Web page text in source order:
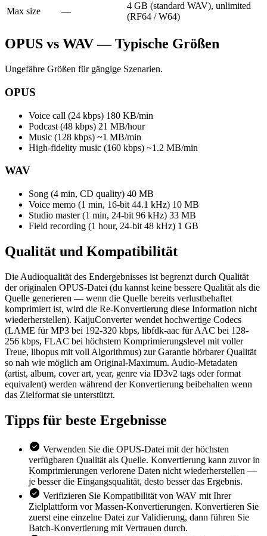
Max size
—
4 GB (standard WAV), unlimited
(RF64 / W64)
OPUS vs WAV — Typische Größen
Ungefähre Größen für gängige Szenarien.
OPUS
Voice call (24 kbps) 180 KB/min
Podcast (48 kbps) 21 MB/hour
Music (128 kbps) ~1 MB/min
High-fidelity music (160 kbps) ~1.2 MB/min
WAV
Song (4 min, CD quality) 40 MB
Voice memo (1 min, 16-bit 44.1 kHz) 10 MB
Studio master (1 min, 24-bit 96 kHz) 33 MB
Field recording (1 hour, 24-bit 48 kHz) 1 GB
Qualität und Kompatibilität
Die Audioqualität des Endergebnisses ist begrenzt durch Qualität
der originalen OPUS-Datei (du kannst keine bessere Qualität als die
Quelle generieren — wenn die Quelle bereits verlustbehaftet
komprimiert ist, wird die Re-Konvertierung diese Information nicht
wiederherstellen). KaijuConverter wendet hochwertige Codecs
(LAME für MP3 bei 192-320 kbps, libfdk-aac für AAC bei 128-
256 kbps, FLAC bei höchstem Komprimierungslevel mit voller
Treue, libopus mit voll Algorithmus) zur Garantie hörbarer Qualität
so nah wie möglich am Original-Maximum. Audio-Metadaten
(artist, album, cover art, year, genre via ID3v2 tags oder format
equivalent) werden während der Konvertierung beibehalten wenn
das Zielformat sie unterstützt.
Tipps für beste Ergebnisse
Verwenden Sie die OPUS-Datei mit der höchsten
verfügbaren Qualität als Quelle. Konvertierung kann zuvor in
Komprimierungen verlorene Daten nicht wiederherstellen —
je besser die Eingangsqualität, desto besser das Ergebnis.
Verifizieren Sie Kompatibilität von WAV mit Ihrer
Zielplattform vor Massen-Konvertierungen. Konvertieren Sie
zuerst eine einzelne Datei zur Validierung, dann führen Sie
Batch-Konvertierung mit Vertrauen durch.